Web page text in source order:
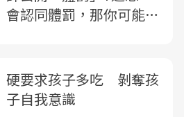
會認同體罰，那你可能是
硬要求孩子多吃 剝奪孩
子自我意識